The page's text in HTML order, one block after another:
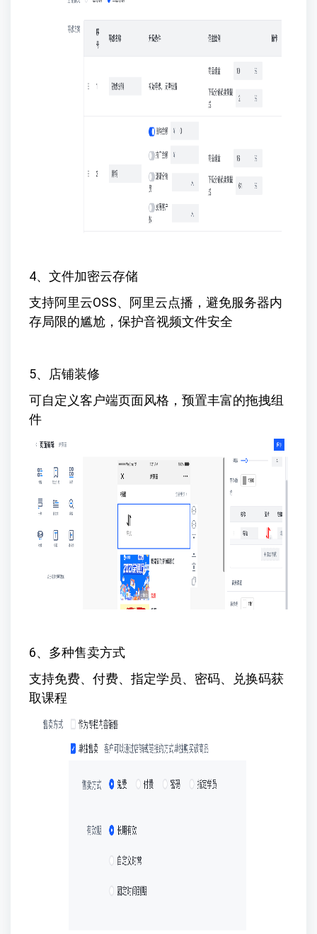
4、文件加密云存储
支持阿里云OSS、阿里云点播，避免服务器内
存局限的尴尬，保护音视频文件安全
5、店铺装修
可自定义客户端页面风格，预置丰富的拖拽组
件
6、多种售卖方式
支持免费、付费、指定学员、密码、兑换码获
取课程